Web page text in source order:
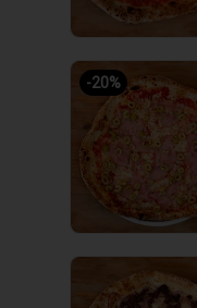
-20%